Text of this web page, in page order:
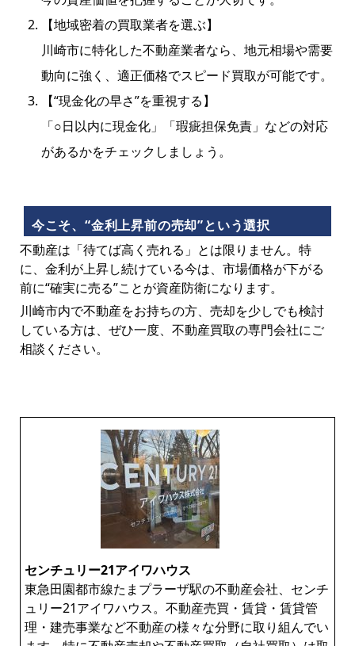
【地域密着の買取業者を選ぶ】
川崎市に特化した不動産業者なら、地元相場や需要
動向に強く、適正価格でスピード買取が可能です。
【“現金化の早さ”を重視する】
「○日以内に現金化」「瑕疵担保免責」などの対応
があるかをチェックしましょう。
今こそ、“金利上昇前の売却”という選択
不動産は「待てば高く売れる」とは限りません。特
に、金利が上昇し続けている今は、市場価格が下がる
前に“確実に売る”ことが資産防衛になります。
川崎市内で不動産をお持ちの方、売却を少しでも検討
している方は、ぜひ一度、不動産買取の専門会社にご
相談ください。
センチュリー21アイワハウス
東急田園都市線たまプラーザ駅の不動産会社、センチ
ュリー21アイワハウス。不動産売買・賃貸・賃貸管
理・建売事業など不動産の様々な分野に取り組んでい